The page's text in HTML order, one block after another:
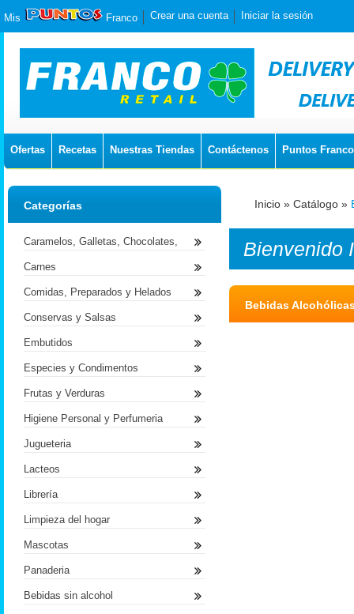
Mis Franco Crear una cuenta Iniciar la sesión
Ofertas Recetas Nuestras Tiendas Contáctenos Puntos Franco
Inicio » Catálogo »
Bienvenido
Bebidas
Categorías
Caramelos, Galletas, Chocolates,
Carnes
Comidas, Preparados y Helados
Conservas y Salsas
Embutidos
Especies y Condimentos
Frutas y Verduras
Higiene Personal y Perfumeria
Jugueteria
Lacteos
Librería
Limpieza del hogar
Mascotas
Panaderia
Bebidas sin alcohol